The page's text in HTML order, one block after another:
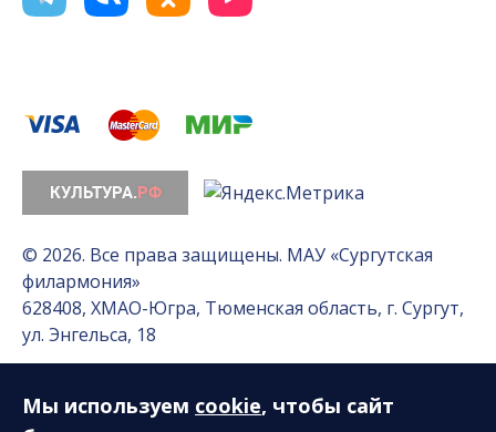
© 2026. Все права защищены. МАУ «Сургутская
филармония»
628408, ХМАО-Югра, Тюменская область, г. Сургут,
ул. Энгельса, 18
Разработка сайта — Интернет-лаборатория
Мы используем cookie, чтобы сайт